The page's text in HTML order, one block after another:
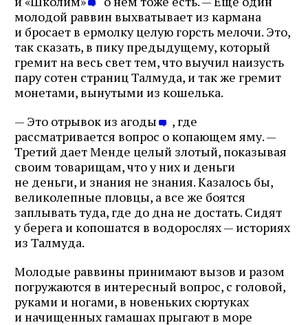
молодой раввин выхватывает из кармана
и бросает в ермолку целую горсть мелочи. Это,
так сказать, в пику предыдущему, который
гремит на весь свет тем, что выучил наизусть
пару сотен страниц Талмуда, и так же гремит
монетами, вынутыми из кошелька.
— Это отрывок из агоды
, где
рассматривается вопрос о копающем яму. —
Третий дает Менде целый злотый, показывая
своим товарищам, что у них и деньги
не деньги, и знания не знания. Казалось бы,
великолепные пловцы, а все же боятся
заплывать туда, где до дна не достать. Сидят
у берега и копошатся в водорослях — историях
из Талмуда.
Молодые раввины принимают вызов и разом
погружаются в интересный вопрос, с головой,
руками и ногами, в новеньких сюртуках
и начищенных гамашах прыгают в море